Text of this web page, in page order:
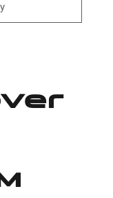
Jaguar